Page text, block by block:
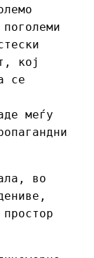
кој
се
меѓу
во